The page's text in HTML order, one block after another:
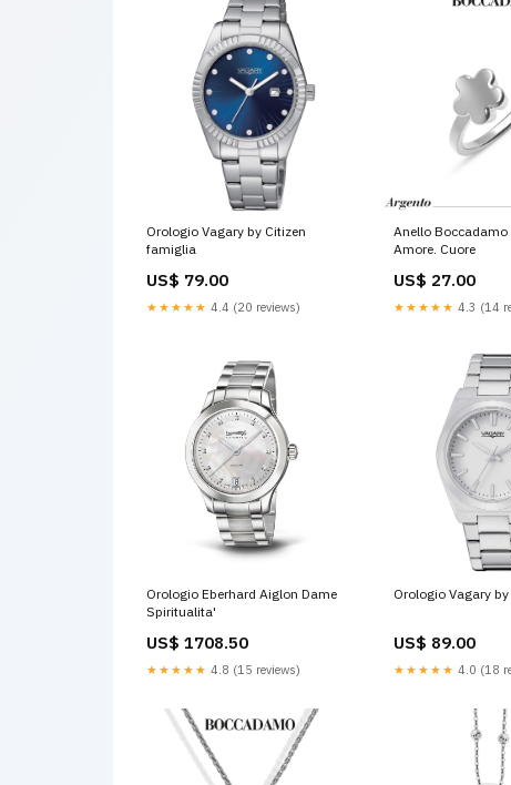
Orologio Vagary by Citizen
famiglia
US$ 79.00
★★★★★ 4.4 (20 reviews)
Anello
Amore. Cuore
US$ 27.00
★★★★★ 4.3 (14
Orologio Eberhard Aiglon Dame
Spiritualita'
US$ 1708.50
★★★★★ 4.8 (15 reviews)
Orologio Vagary
US$ 89.00
★★★★★ 4.0 (18